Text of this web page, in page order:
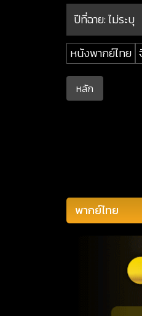
ปีที่ฉาย:ไม่ระบุ
หนังพากย์ไทย
หลัก